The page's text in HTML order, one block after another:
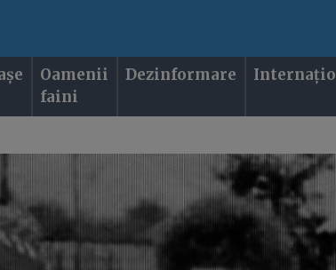
Oamenii
faini
Dezinformare